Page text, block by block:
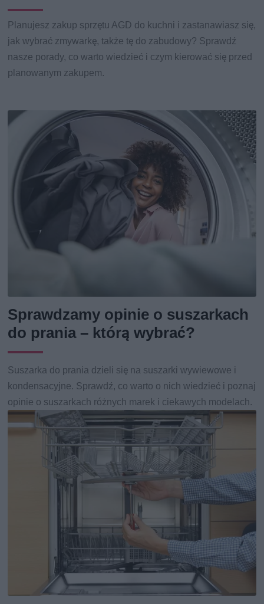
Planujesz zakup sprzętu AGD do kuchni i zastanawiasz się,
jak wybrać zmywarkę, także tę do zabudowy? Sprawdź
nasze porady, co warto wiedzieć i czym kierować się przed
planowanym zakupem.
Sprawdzamy opinie o suszarkach
do prania – którą wybrać?
Suszarka do prania dzieli się na suszarki wywiewowe i
kondensacyjne. Sprawdź, co warto o nich wiedzieć i poznaj
opinie o suszarkach różnych marek i ciekawych modelach.